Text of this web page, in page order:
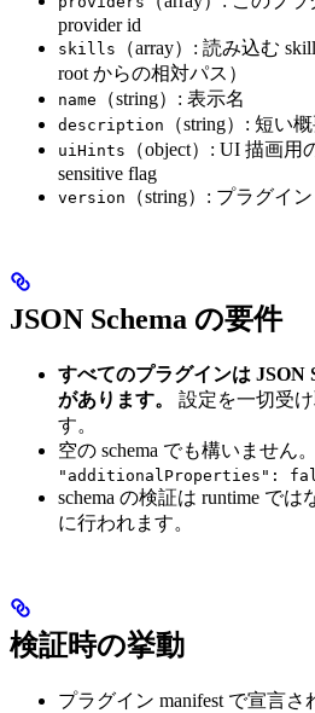
provider id
skills
（array）: 読み込む
root からの相対パス）
name （string）: 表示名
description （string）: 短い
uiHints
（object）: UI 描画用
sensitive flag
version （string）: プラグイ
JSON Schema の要件
すべてのプラグインは JSON
があります。
設定を一切受
す。
空の schema でも構いません
"additionalProperties":
schema の検証は runtime で
に行われます。
検証時の挙動
プラグイン manifest で宣言さ